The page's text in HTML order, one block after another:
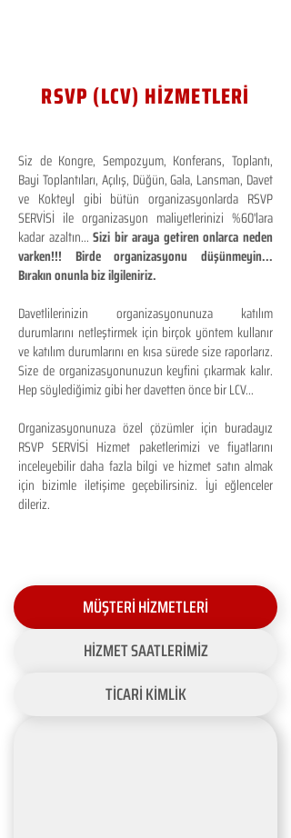
RSVP (LCV) HİZMETLERİ
Siz de Kongre, Sempozyum, Konferans, Toplantı,
Bayi Toplantıları, Açılış, Düğün, Gala, Lansman, Davet
ve Kokteyl gibi bütün organizasyonlarda RSVP
SERVİSİ ile organizasyon maliyetlerinizi %60'lara
kadar azaltın...Sizi bir araya getiren onlarca neden
varken!!! Birde organizasyonu düşünmeyin...
Bırakın onunla biz ilgileniriz.
Davetlilerinizin organizasyonunuza katılım
durumlarını netleştirmek için birçok yöntem kullanır
ve katılım durumlarını en kısa sürede size raporlarız.
Size de organizasyonunuzun keyfini çıkarmak kalır.
Hep söylediğimiz gibi her davetten önce bir LCV...
Organizasyonunuza özel çözümler için buradayız
RSVP SERVİSİ Hizmet paketlerimizi ve fiyatlarını
inceleyebilir daha fazla bilgi ve hizmet satın almak
için bizimle iletişime geçebilirsiniz. İyi eğlenceler
dileriz.
MÜŞTERİ HİZMETLERİ
HİZMET SAATLERİMİZ
TİCARİ KİMLİK